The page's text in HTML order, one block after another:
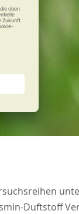
Duftstoff